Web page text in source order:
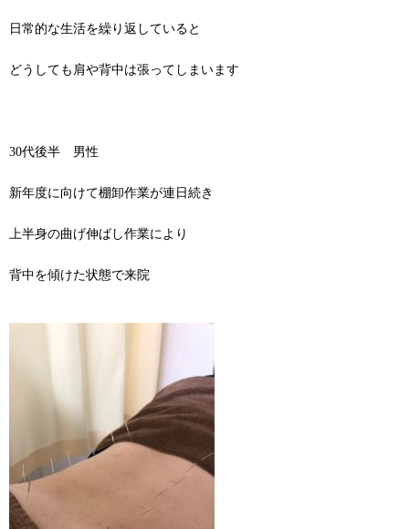
日常的な生活を繰り返していると
どうしても肩や背中は張ってしまいます
30代後半 男性
新年度に向けて棚卸作業が連日続き
上半身の曲げ伸ばし作業により
背中を傾けた状態で来院